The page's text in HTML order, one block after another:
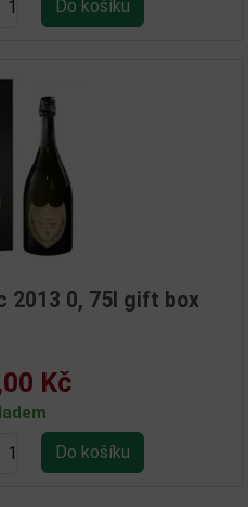
2013 0, 75l gift box
Kč